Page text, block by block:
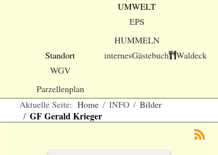
UMWELT
EPS
HUMMELN
Standort
WGV
Parzellenplan
internesGästebuch Waldeck
Aktuelle Seite: Home INFO Bilder
GF Gerald Krieger